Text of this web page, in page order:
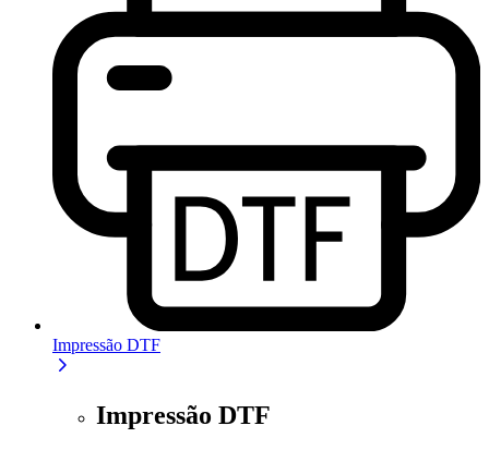
Impressão DTF
Impressão DTF